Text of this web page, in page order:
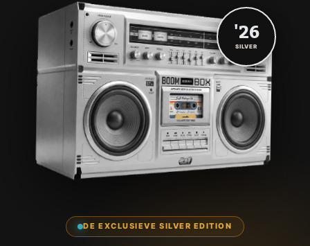
DE EXCLUSIEVE SILVER EDITION
'26
SILVER